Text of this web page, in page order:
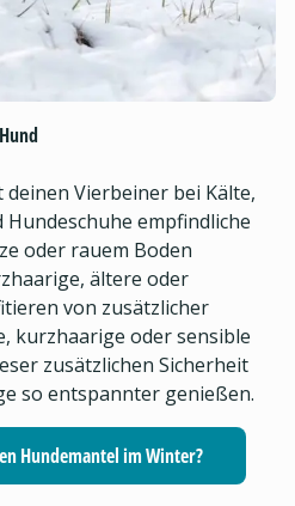
Vierbeiner bei Kälte,
empfindliche
oder rauem Boden
ältere oder
von zusätzlicher
kurzhaarige oder sensible
zusätzlichen Sicherheit
so entspannter genießen.
Hundemantel im Winter?